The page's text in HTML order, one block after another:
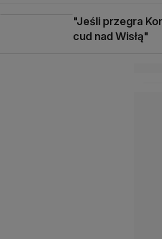
"Jeśli przegra
cud nad Wisłą"